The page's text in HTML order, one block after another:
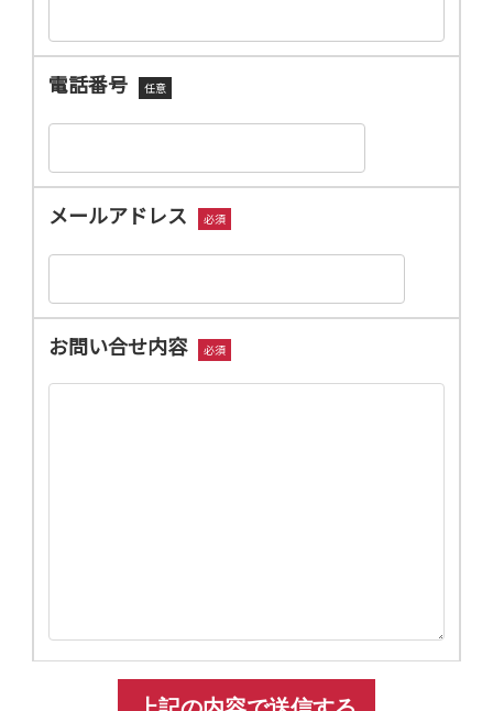
電話番号 任意
メールアドレス 必須
お問い合せ内容 必須